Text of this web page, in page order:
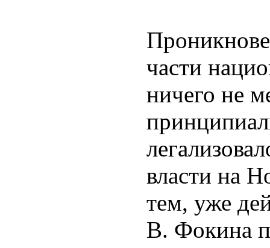
части
ничего не
власти на
тем, уже
В. Фокина